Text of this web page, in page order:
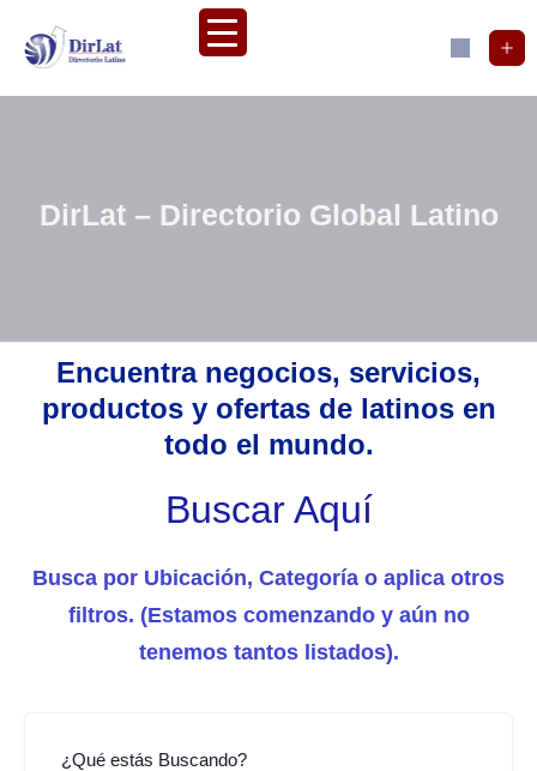
DirLat – Directorio Global Latino
Encuentra negocios, servicios,
productos y ofertas de latinos en
todo el mundo.
Buscar Aquí
Busca por Ubicación, Categoría o aplica otros
filtros. (Estamos comenzando y aún no
tenemos tantos listados).
¿Qué estás Buscando?